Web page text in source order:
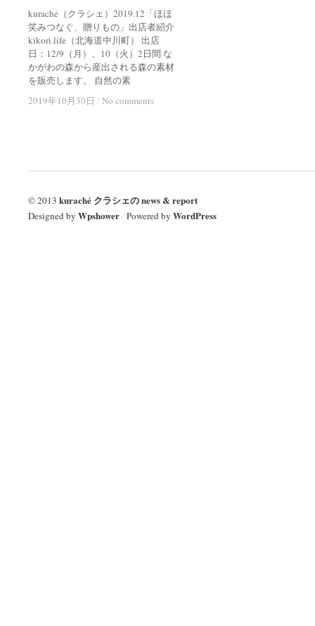
kuraché（クラシェ）2019.12「ほほ
笑みつなぐ、贈りもの」出店者紹介
kikori.life（北海道中川町） 出店
日：12/9（月）、10（火）2日間 な
かがわの森から産出される森の素材
を販売します。 自然の素
2019年10月30日 / No comments
2019年10月30日 / No comments
© 2013 kuraché クラシェの news & report
Designed by Wpshower/ Powered by WordPress